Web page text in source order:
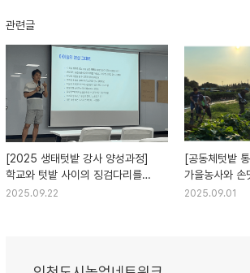
관련글
[2025 생태텃밭 강사 양성과정]
학교와 텃밭 사이의 징검다리를
내다.
2025.09.22
[공동체텃밭
가을농사와 손
시간으로 초대
2025.09.01